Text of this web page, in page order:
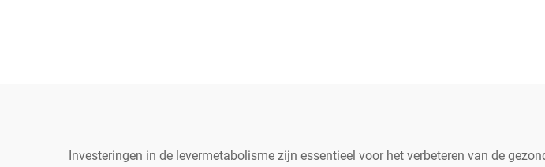
Investeringen in de levermetabolisme zijn essentieel voor het verbeteren van de